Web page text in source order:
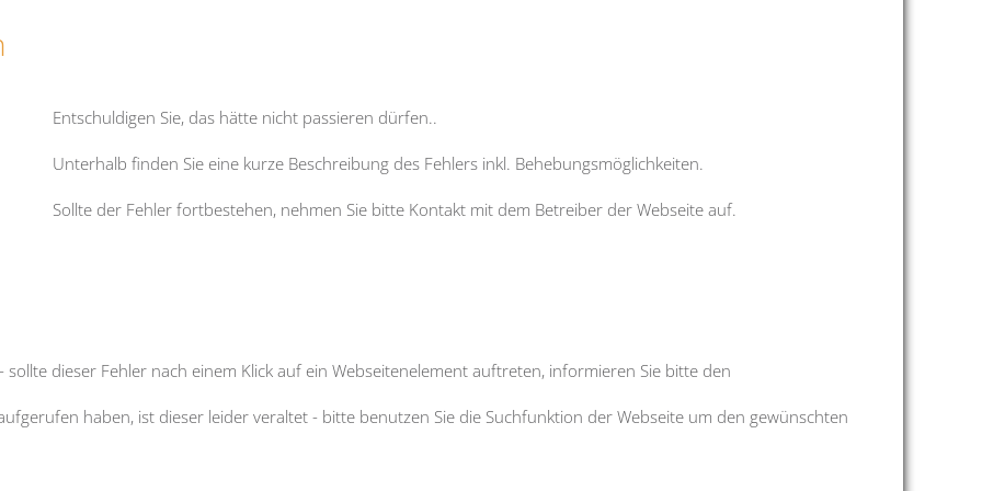
Entschuldigen Sie, das hätte nicht passieren dürfen..
Unterhalb finden Sie eine kurze Beschreibung des Fehlers inkl. Behebungsmöglichkeiten.
Sollte der Fehler fortbestehen, nehmen Sie bitte Kontakt mit dem Betreiber der Webseite auf.
dieser Fehler nach einem Klick auf ein Webseitenelement auftreten, informieren Sie bitte den
haben, ist dieser leider veraltet - bitte benutzen Sie die Suchfunktion der Webseite um den gewünschten